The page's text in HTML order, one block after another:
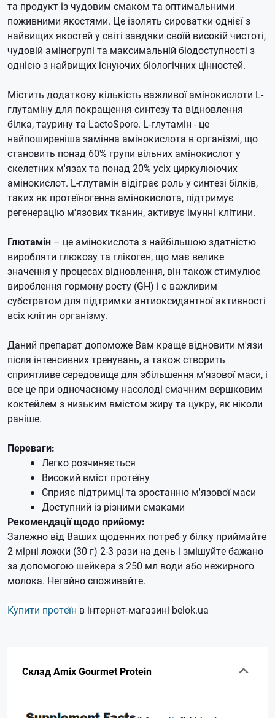
та продукт із чудовим смаком та оптимальними
поживними якостями. Це ізолять сироватки однієї з
найвищих якостей у світі завдяки своїй високій чистоті,
чудовій аміногрупі та максимальній біодоступності з
однією з найвищих існуючих біологічних цінностей.
Містить додаткову кількість важливої ​​амінокислоти L-
глутаміну для покращення синтезу та відновлення
білка, таурину та LactoSpore. L-глутамін - це
найпоширеніша замінна амінокислота в організмі, що
становить понад 60% групи вільних амінокислот у
скелетних м'язах та понад 20% усіх циркулюючих
амінокислот. L-глутамін відіграє роль у синтезі білків,
таких як протеїногенна амінокислота, підтримує
регенерацію м'язових тканин, активує імунні клітини.
Глютамін – це амінокислота з найбільшою здатністю
виробляти глюкозу та глікоген, що має велике
значення у процесах відновлення, він також стимулює
вироблення гормону росту (GH) і є важливим
субстратом для підтримки антиоксидантної активності
всіх клітин організму.
Даний препарат допоможе Вам краще відновити м'язи
після інтенсивних тренувань, а також створить
сприятливе середовище для збільшення м'язової маси, і
все це при одночасному насолоді смачним вершковим
коктейлем з низьким вмістом жиру та цукру, як ніколи
раніше.
Переваги:
Легко розчиняється
Високий вміст протеїну
Сприяє підтримці та зростанню м'язової маси
Доступний із різними смаками
Рекомендації щодо прийому:
Залежно від Ваших щоденних потреб у білку приймайте
2 мірні ложки (30 г) 2-3 рази на день і змішуйте бажано
за допомогою шейкера з 250 мл води або нежирного
молока. Негайно споживайте.
Купити протеїн в інтернет-магазині belok.ua
Склад Amix Gourmet Protein